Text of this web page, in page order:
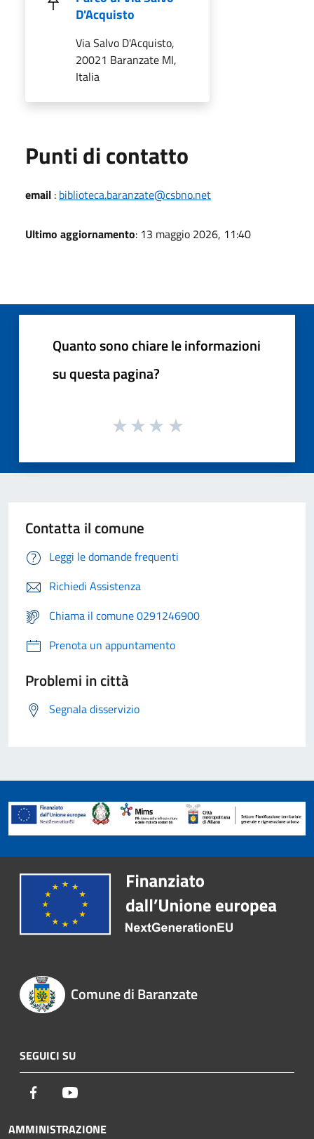
D'Acquisto
Via Salvo D'Acquisto,
20021 Baranzate MI,
Italia
Punti di contatto
email : biblioteca.baranzate@csbno.net
Ultimo aggiornamento: 13 maggio 2026, 11:40
Quanto sono chiare le informazioni
su questa pagina?
Contatta il comune
Leggi le domande frequenti
Richiedi Assistenza
Chiama il comune 0291246900
Prenota un appuntamento
Problemi in città
Segnala disservizio
Comune di Baranzate
SEGUICI SU
Facebook
AMMINISTRAZIONE